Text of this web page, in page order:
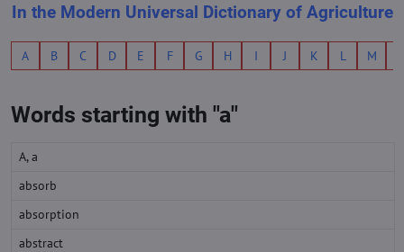
In the Modern Universal Dictionary of Agriculture
A B C D E F G H I J K L M
Words starting with "a"
A, a
absorb
absorption
abstract